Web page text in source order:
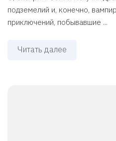
подземелий и, конечно,
приключений, побывавшие ...
Читать далее